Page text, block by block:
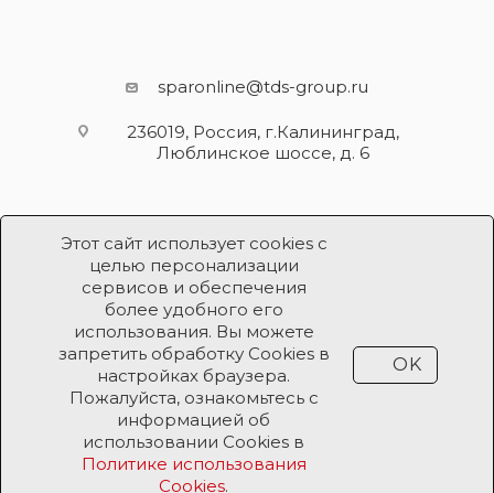
Этот сайт использует cookies с
целью персонализации
сервисов и обеспечения
более удобного его
использования. Вы можете
запретить обработку Cookies в
настройках браузера.
Пожалуйста, ознакомьтесь с
информацией об
использовании Cookies в
Политике использования
Cookies.
OK
sparonline@tds-group.ru
236019, Россия, г.Калининград,
Люблинское шоссе, д. 6
Разработка и поддержка
Продвижение проекта ООО «Робот Икс»
Все права защищены ООО «Робот Икс» 2026 ©